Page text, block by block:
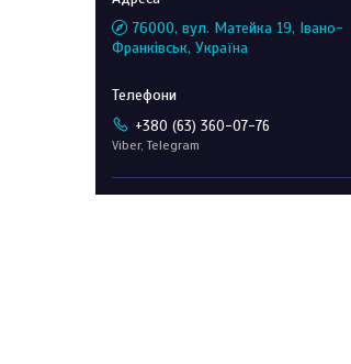
76000, вул. Матейка 19, Івано-
Франківськ, Україна
+380 (63) 360-07-76
Viber, Telegram